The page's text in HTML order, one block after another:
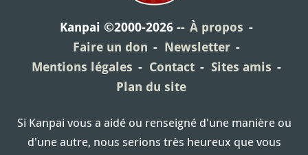
Kanpai ©2000-2026
À propos
Faire un don
Newsletter
Mentions légales
Contact
Sites amis
Plan du site
Si Kanpai vous a aidé ou renseigné d'une manière ou
d'une autre, nous serions très heureux que vous